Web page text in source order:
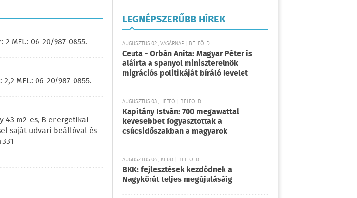
MFt.: 06-20/987-0855.
MFt.: 06-20/987-0855.
43 m2-es, B energetikai
saját udvari beállóval és
LEGNÉPSZERŰBB HÍREK
AUGUSZTUS 02., VASÁRNAP | BELFÖLD
Ceuta - Orbán Anita: Magyar Péter is
aláírta a spanyol miniszterelnök
migrációs politikáját bíráló levelet
AUGUSZTUS 03., HÉTFŐ | BELFÖLD
Kapitány István: 700 megawattal
kevesebbet fogyasztottak a
csúcsidőszakban a magyarok
AUGUSZTUS 04., KEDD | BELFÖLD
BKK: fejlesztések kezdődnek a
Nagykörút teljes megújulásáig